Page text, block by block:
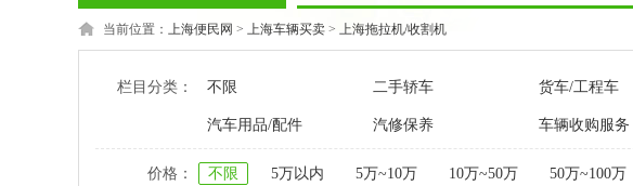
当前位置： 上海便民网 > 上海车辆买卖 > 上海拖拉机/收割机
栏目分类： 不限 二手轿车 货车/工程车
汽车用品/配件 汽修保养 车辆收购服务
价格： 不限 5万以内 5万~10万 10万~50万 50万~100万